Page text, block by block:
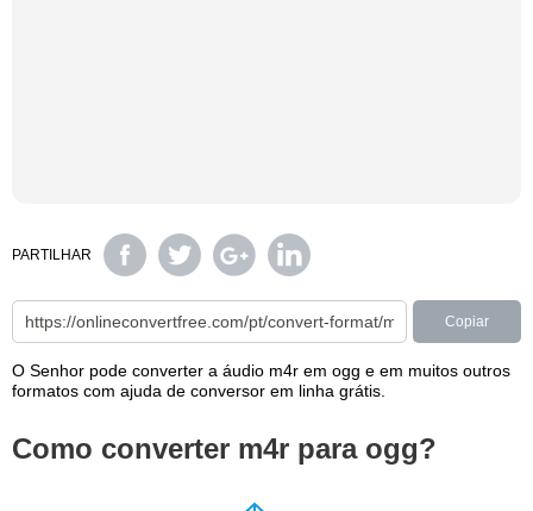
PARTILHAR
Copiar
O Senhor pode converter a áudio m4r em ogg e em muitos outros
formatos com ajuda de conversor em linha grátis.
Como converter m4r para ogg?